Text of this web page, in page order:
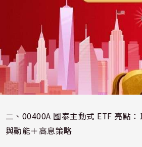
二、00400A 國泰主動式 ETF 亮點
與動能＋高息策略